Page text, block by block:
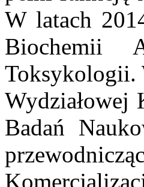
W latach
Biochemii
Toksykologii.
Badań